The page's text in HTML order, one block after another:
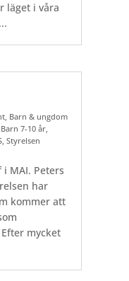
läget i våra
, Barn & ungdom
Barn 7-10 år,
, Styrelsen
MAI. Peters
har
kommer att
mycket